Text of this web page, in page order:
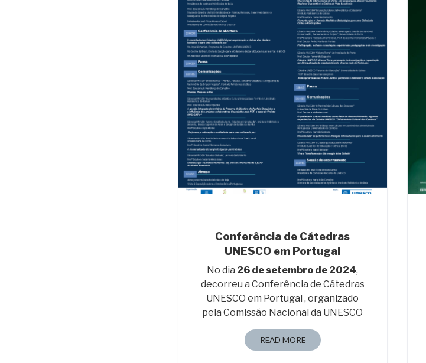
Conferência de Cátedras
UNESCO em Portugal
No dia 26 de setembro de 2024,
decorreu a Conferência de Cátedras
UNESCO em Portugal , organizado
pela Comissão Nacional da UNESCO
READ MORE